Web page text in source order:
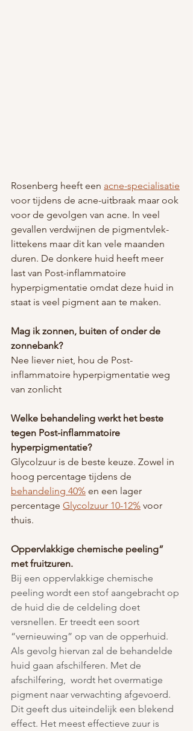
Rosenberg heeft een acne-specialisatie
voor tijdens de acne-uitbraak maar ook
voor de gevolgen van acne. In veel
gevallen verdwijnen de pigmentvlek-
littekens maar dit kan vele maanden
duren. De donkere huid heeft meer
last van Post-inflammatoire
hyperpigmentatie omdat deze huid in
staat is veel pigment aan te maken.
Mag ik zonnen, buiten of onder de
zonnebank?
Nee liever niet, hou de Post-
inflammatoire hyperpigmentatie weg
van zonlicht
Welke behandeling werkt het beste
tegen Post-inflammatoire
hyperpigmentatie?
Glycolzuur is de beste keuze. Zowel in
hoog percentage tijdens de
behandeling 40% en een lager
percentage Glycolzuur 10-12% voor
thuis.
Oppervlakkige chemische peeling”
met fruitzuren.
Bij een oppervlakkige chemische
peeling wordt een stof aangebracht op
de huid die de celdeling doet
versnellen. Er treedt een soort
“vernieuwing” op van de opperhuid.
Als gevolg hiervan zal de behandelde
huid gaan afschilferen. Met de
afschilfering,  wordt het overmatige
pigment naar verwachting afgevoerd.
Dit geeft dus uiteindelijk een blekend
effect. Het meest effectieve zuur is